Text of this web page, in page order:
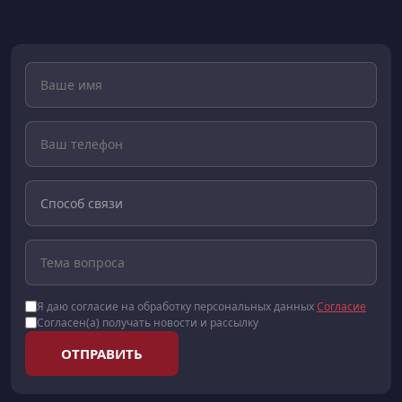
Я даю согласие на обработку персональных данныхСогласие
Согласен(а) получать новости и рассылку
ОТПРАВИТЬ